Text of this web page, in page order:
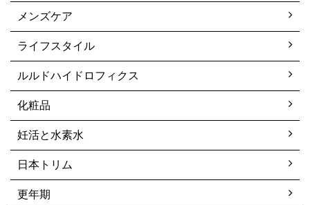
メンズケア
ライフスタイル
ルルドハイドロフィクス
化粧品
妊活と水素水
日本トリム
更年期